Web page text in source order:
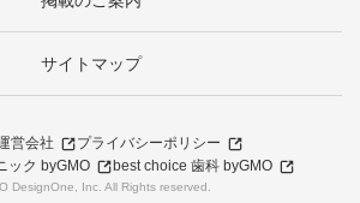
サイトマップ
営会社
プライバシーポリシー
ック byGMO
best choice 歯科 byGMO
DesignOne, Inc. All Rights reserved.